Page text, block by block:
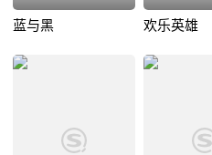
蓝与黑 欢乐英雄